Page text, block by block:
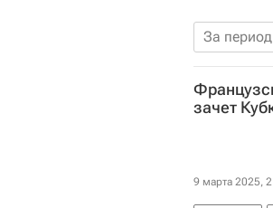
За период
зачет
9 марта 2025,